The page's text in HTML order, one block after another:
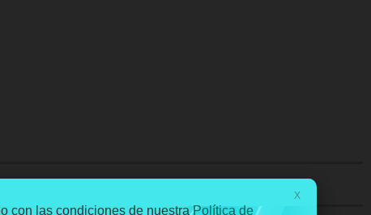
con las condiciones de nuestraPolítica de
X